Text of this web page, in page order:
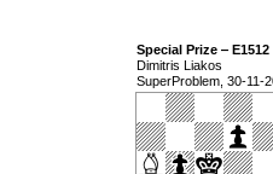
Special Prize ‒ E1512
Dimitris Liakos
SuperProblem, 30-11-